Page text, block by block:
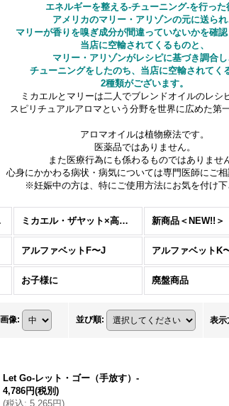
エネルギーを整える-チューニング-を行った
アメリカのマリー・アリゾンの元に送られ
マリーが香りを嗅ぎ成分が間違っていないかを確認
当店に空輸されてくるものと、
マリー・アリゾンがレシピに基づき調合し
チューニングをしたのち、当店に空輸されてく
2種類がございます。
ミカエルとマリーは二人でブレンドオイルのレシ
スピリチュアルアロマという分野を世界に広めた第
アロマオイルは植物療法です。
医薬品ではありません。
また医療行為にも係わるものではありません
心身にかかわる病状・病気については専門医師にご相
※妊娠中の方は、特にご使用方法にお気を付け
品) ミカエル・ザヤット×高島なゆみオリジナルオイル 新商品＜NEW!!＞
アルファベットF〜J アルファベットK
お子様に 廃盤商品
画像: 並び順: 表示
Let Go-レット・ゴー（手放す）-
4,786円(税別)
(税込: 5,265円)